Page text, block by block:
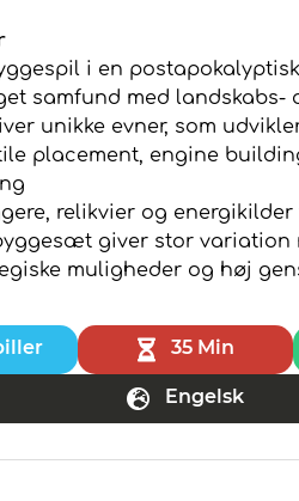
i en
samfund med landskabs-
unikke evner, som
placement, engine
relikvier og
giver stor variation
muligheder og høj
35 Min
Engelsk